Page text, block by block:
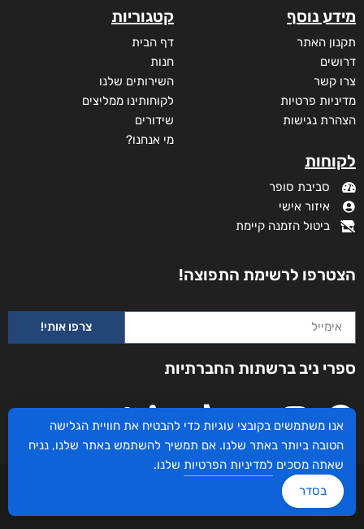
מידע נוסף
תקנון האתר
דרושים
צרו קשר
מדיניות פרטיות
הצהרת נגישות
לקוחות
סביבת סופר
איזור אישי
ביטול הזמנה קיימת
קטגוריות
דף הבית
חנות
השירותים שלנו
לקוחותינו ממליצים
שידורים
מי אנחנו?
הצטרפו לרשימת התפוצה!
צרפו אותי!
ספרי ניב ברשתות החברתיות
עיצוב ובניית האתר: ספרי ניב © כל הזכויות שמורות. בוקסאי טכנולוגיות בע"מ שד אבא
אנו משתמשים בקובצי עוגיות כדי להבטיח את חוויית הגלישה
הטובה ביותר באתר שלנו. אם תמשיך להשתמש באתר שלנו, נניח
שאתה מסכים למדיניות הפרטיות שלנו.
בסדר